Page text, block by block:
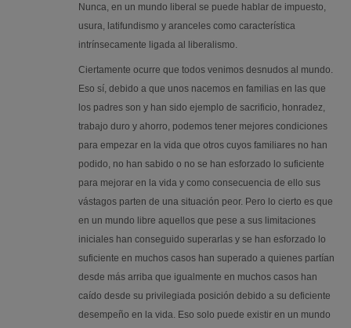
Nunca, en un mundo liberal se puede hablar de impuesto,
usura, latifundismo y aranceles como característica
intrínsecamente ligada al liberalismo.
Ciertamente ocurre que todos venimos desnudos al mundo.
Eso sí, debido a que unos nacemos en familias en las que
los padres son y han sido ejemplo de sacrificio, honradez,
trabajo duro y ahorro, podemos tener mejores condiciones
para empezar en la vida que otros cuyos familiares no han
podido, no han sabido o no se han esforzado lo suficiente
para mejorar en la vida y como consecuencia de ello sus
vástagos parten de una situación peor. Pero lo cierto es que
en un mundo libre aquellos que pese a sus limitaciones
iniciales han conseguido superarlas y se han esforzado lo
suficiente en muchos casos han superado a quienes partían
desde más arriba que igualmente en muchos casos han
caído desde su privilegiada posición debido a su deficiente
desempeño en la vida. Eso solo puede existir en un mundo